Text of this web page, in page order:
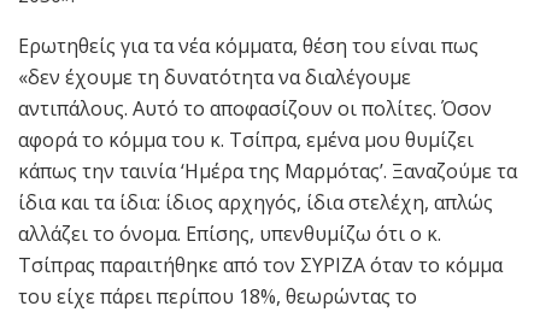
Ερωτηθείς για τα νέα κόμματα, θέση του είναι πως
«δεν έχουμε τη δυνατότητα να διαλέγουμε
αντιπάλους. Αυτό το αποφασίζουν οι πολίτες. Όσον
αφορά το κόμμα του κ. Τσίπρα, εμένα μου θυμίζει
κάπως την ταινία ‘Ημέρα της Μαρμότας’. Ξαναζούμε τα
ίδια και τα ίδια: ίδιος αρχηγός, ίδια στελέχη, απλώς
αλλάζει το όνομα. Επίσης, υπενθυμίζω ότι ο κ.
Τσίπρας παραιτήθηκε από τον ΣΥΡΙΖΑ όταν το κόμμα
του είχε πάρει περίπου 18%, θεωρώντας το